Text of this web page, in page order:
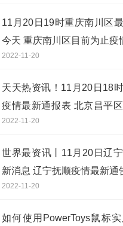
11月20日19时重庆南川区
今天 重庆南川区目前为止疫
2022-11-20
天天热资讯！11月20日18
疫情最新通报表 北京昌平
新通告今天
2022-11-20
世界最资讯丨11月20日辽
新消息 辽宁抚顺疫情最新通
2022-11-20
如何使用PowerToys鼠标